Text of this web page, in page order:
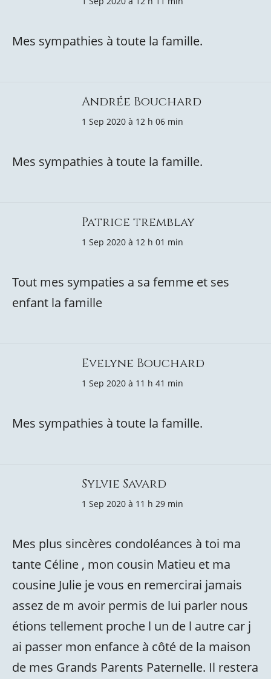
Mes sympathies à toute la famille.
Andrée Bouchard
1 Sep 2020 à 12 h 06 min
Mes sympathies à toute la famille.
Patrice tremblay
1 Sep 2020 à 12 h 01 min
Tout mes sympaties a sa femme et ses
enfant la famille
Evelyne Bouchard
1 Sep 2020 à 11 h 41 min
Mes sympathies à toute la famille.
Sylvie Savard
1 Sep 2020 à 11 h 29 min
Mes plus sincères condoléances à toi ma
tante Céline , mon cousin Matieu et ma
cousine Julie je vous en remercirai jamais
assez de m avoir permis de lui parler nous
étions tellement proche l un de l autre car j
ai passer mon enfance à côté de la maison
de mes Grands Parents Paternelle. Il restera